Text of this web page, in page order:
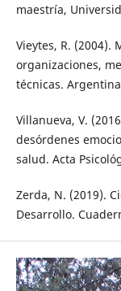
maestría,
Vieytes, R. (2004).
organizaciones,
técnicas.
Villanueva, V.
desórdenes
salud. Acta
Zerda, N. (2019).
Desarrollo.